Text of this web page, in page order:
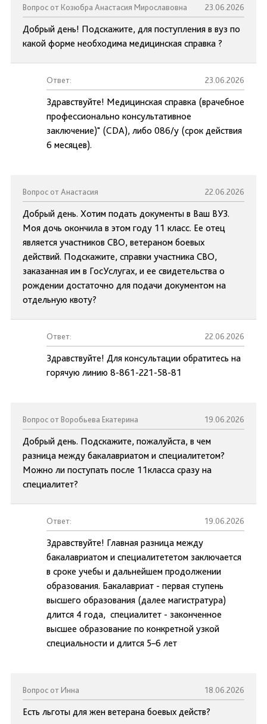
Вопрос от Козюбра Анастасия Мирославовна 23.06.2026
Добрый день! Подскажите, для поступления в вуз по
какой форме необходима медицинская справка ?
Ответ: 23.06.2026
Здравствуйте! Медицинская справка (врачебное
профессионально консультативное
заключение)" (CDA), либо 086/у (срок действия
6 месяцев).
Вопрос от Анастасия 22.06.2026
Добрый день. Хотим подать документы в Ваш ВУЗ.
Моя дочь окончила в этом году 11 класс. Ее отец
является участников СВО, ветераном боевых
действий. Подскажите, справки участника СВО,
заказанная им в ГосУслугах, и ее свидетельства о
рождении достаточно для подачи документом на
отдельную квоту?
Ответ: 22.06.2026
Здравствуйте! Для консультации обратитесь на
горячую линию 8-861-221-58-81
Вопрос от Воробьева Екатерина 19.06.2026
Добрый день. Подскажите, пожалуйста, в чем
разница между бакалавриатом и специалитетом?
Можно ли поступать после 11класса сразу на
специалитет?
Ответ: 19.06.2026
Здравствуйте! Главная разница между
бакалавриатом и специалитететом заключается
в сроке учебы и дальнейшем продолжении
образования. Бакалавриат - первая ступень
высшего образования (далее магистратура)
длится 4 года, специалитет - законченное
высшее образование по конкретной узкой
специальности и длится 5–6 лет
Вопрос от Инна 18.06.2026
Есть льготы для жен ветерана боевых действ?